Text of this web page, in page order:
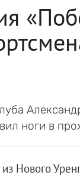
ноги в
Нового